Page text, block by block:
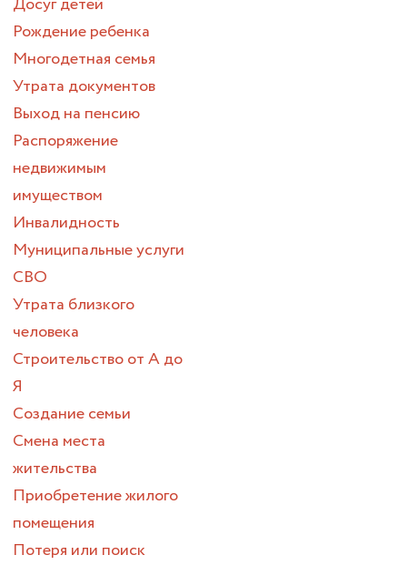
Рождение ребенка
Многодетная семья
Утрата документов
Выход на пенсию
Распоряжение
недвижимым
имуществом
Инвалидность
Муниципальные услуги
СВО
Утрата близкого
человека
Строительство от А до
Я
Создание семьи
Смена места
жительства
Приобретение жилого
помещения
Потеря или поиск